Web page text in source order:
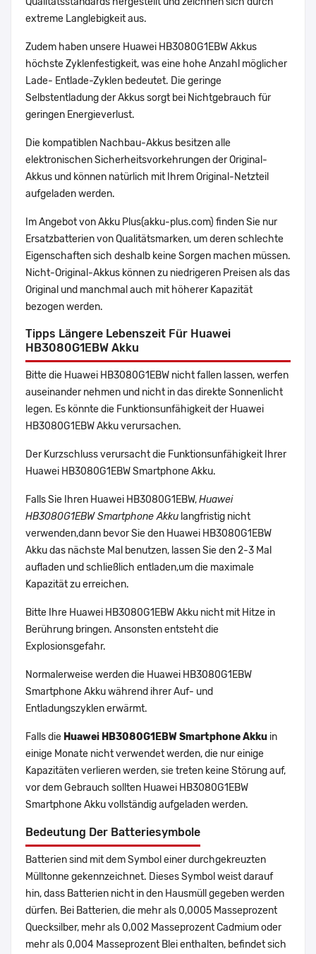
extreme Langlebigkeit aus.
Zudem haben unsere Huawei HB3080G1EBW Akkus
höchste Zyklenfestigkeit, was eine hohe Anzahl möglicher
Lade- Entlade-Zyklen bedeutet. Die geringe
Selbstentladung der Akkus sorgt bei Nichtgebrauch für
geringen Energieverlust.
Die kompatiblen Nachbau-Akkus besitzen alle
elektronischen Sicherheitsvorkehrungen der Original-
Akkus und können natürlich mit Ihrem Original-Netzteil
aufgeladen werden.
Im Angebot von Akku Plus(akku-plus.com) finden Sie nur
Ersatzbatterien von Qualitätsmarken, um deren schlechte
Eigenschaften sich deshalb keine Sorgen machen müssen.
Nicht-Original-Akkus können zu niedrigeren Preisen als das
Original und manchmal auch mit höherer Kapazität
bezogen werden.
Tipps Längere Lebenszeit Für Huawei
HB3080G1EBW Akku
Bitte die Huawei HB3080G1EBW nicht fallen lassen, werfen
auseinander nehmen und nicht in das direkte Sonnenlicht
legen. Es könnte die Funktionsunfähigkeit der Huawei
HB3080G1EBW Akku verursachen.
Der Kurzschluss verursacht die Funktionsunfähigkeit Ihrer
Huawei HB3080G1EBW Smartphone Akku.
Falls Sie Ihren Huawei HB3080G1EBW,Huawei
HB3080G1EBW Smartphone Akku langfristig nicht
verwenden,dann bevor Sie den Huawei HB3080G1EBW
Akku das nächste Mal benutzen, lassen Sie den 2-3 Mal
aufladen und schließlich entladen,um die maximale
Kapazität zu erreichen.
Bitte Ihre Huawei HB3080G1EBW Akku nicht mit Hitze in
Berührung bringen. Ansonsten entsteht die
Explosionsgefahr.
Normalerweise werden die Huawei HB3080G1EBW
Smartphone Akku während ihrer Auf- und
Entladungszyklen erwärmt.
Falls die Huawei HB3080G1EBW Smartphone Akku in
einige Monate nicht verwendet werden, die nur einige
Kapazitäten verlieren werden, sie treten keine Störung auf,
vor dem Gebrauch sollten Huawei HB3080G1EBW
Smartphone Akku vollständig aufgeladen werden.
Bedeutung Der Batteriesymbole
Batterien sind mit dem Symbol einer durchgekreuzten
Mülltonne gekennzeichnet. Dieses Symbol weist darauf
hin, dass Batterien nicht in den Hausmüll gegeben werden
dürfen. Bei Batterien, die mehr als 0,0005 Masseprozent
Quecksilber, mehr als 0,002 Masseprozent Cadmium oder
mehr als 0,004 Masseprozent Blei enthalten, befindet sich